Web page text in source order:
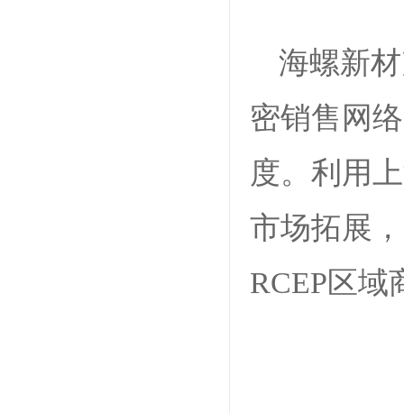
海螺新
密销售网
度。利用
市场拓展
RCEP区域